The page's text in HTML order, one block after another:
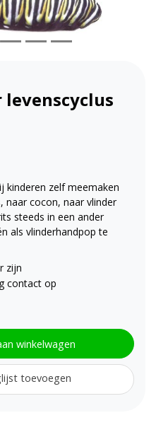
kinderen zelf meemaken
naar cocon, naar vlinder
steeds in een ander
als vlinderhandpop te
zijn
contact op
winkelwagen
toevoegen